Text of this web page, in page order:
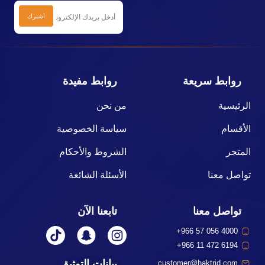
روابط سريعة
الرئيسية
الأقسام
المتجر
تواصل معنا
روابط مفيدة
من نحن
سياسة الخصوصية
الشروط والأحكام
الأسئلة الشائعة
تواصل معنا
+966 57 056 4000
+966 11 472 6194
customer@haktrid.com
تابعنا الآن